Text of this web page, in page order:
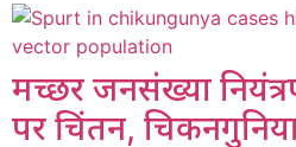
मच्छर जनसंख्या
पर चिंतन,